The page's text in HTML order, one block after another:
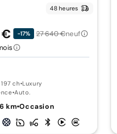
48 heures
ch•Luxury
•Auto.
km•Occasion
€ -17% 27 640 €neuf